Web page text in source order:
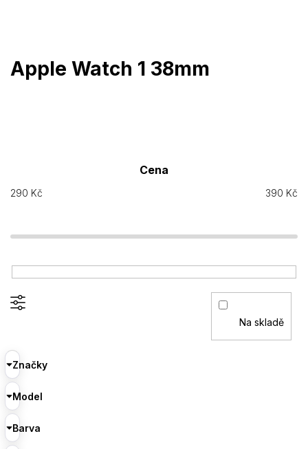
Apple Watch 1 38mm
Cena
290 Kč 390 Kč
Na skladě
Značky
Model
Barva